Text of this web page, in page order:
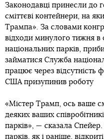
Законодавці принесли до
сміттєві контейнери, на
Трампа». За словами
відходи минулого тижня в
національних парків,
займатися Служба
працює через відсутність
США призупинив роботу
«Містер Трамп, ось ваше
деяких ваших
парків», — сказала
парків, як і раніше,